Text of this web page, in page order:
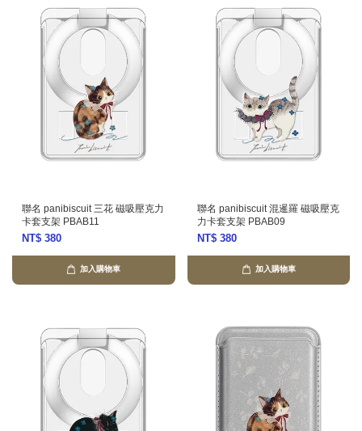
聯名 panibiscuit 三花 磁吸壓克力
卡套支架 PBAB11
NT$ 380
加入購物車
聯名 panibiscuit 混暹羅 磁吸壓克
力卡套支架 PBAB09
NT$ 380
加入購物車